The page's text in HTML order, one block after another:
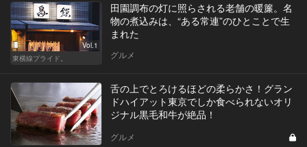
Vol.1
東横線プライド。
田園調布の灯に照らされる老舗の暖簾。名
物の煮込みは、“ある常連”のひとことで生
まれた
グルメ
舌の上でとろけるほどの柔らかさ！グラン
ドハイアット東京でしか食べられないオリ
ジナル黒毛和牛が絶品！
グルメ